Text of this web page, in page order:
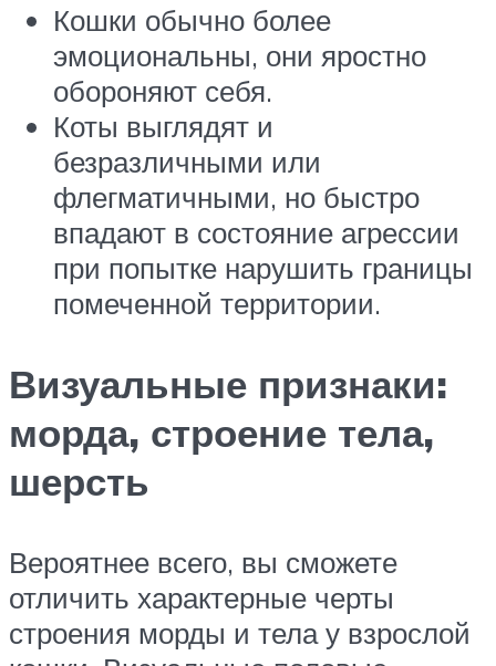
Кошки обычно более
эмоциональны, они яростно
обороняют себя.
Коты выглядят и
безразличными или
флегматичными, но быстро
впадают в состояние агрессии
при попытке нарушить границы
помеченной территории.
Визуальные признаки:
морда, строение тела,
шерсть
Вероятнее всего, вы сможете
отличить характерные черты
строения морды и тела у взрослой